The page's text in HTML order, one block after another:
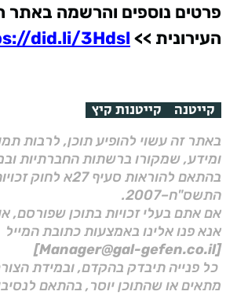
פרטים נוספים והרשמה באתר
העירונית >> did.li/3Hdsl
קייטנה קייטנות קיץ
באתר זה עשוי להופיע תוכן, לרבות
ומידע, שמקורו ברשתות החברתיות
בהתאם להוראות סעיף 27א
התשס"ח–2007.
אם אתם בעלי זכויות בתוכן שפורסם,
אנא פנו אלינו באמצעות כתובת המייל
[Manager@gal-gefen.co.il]
כל פנייה תיבדק בהקדם, ובמידת
מתאים או שהתוכן יוסר, בהתאם